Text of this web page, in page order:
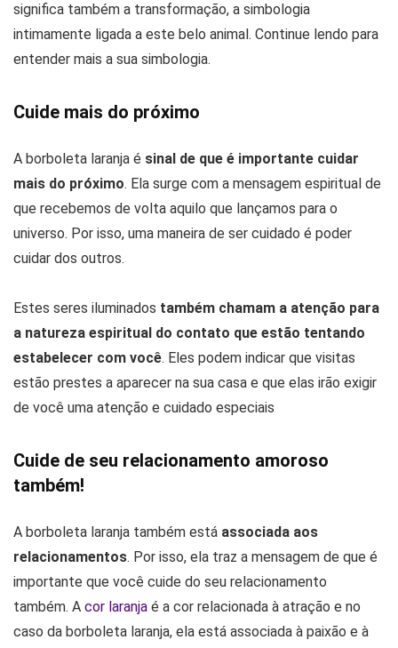
significa também a transformação, a simbologia
intimamente ligada a este belo animal. Continue lendo para
entender mais a sua simbologia.
Cuide mais do próximo
A borboleta laranja é sinal de que é importante cuidar
mais do próximo. Ela surge com a mensagem espiritual de
que recebemos de volta aquilo que lançamos para o
universo. Por isso, uma maneira de ser cuidado é poder
cuidar dos outros.
Estes seres iluminados também chamam a atenção para
a natureza espiritual do contato que estão tentando
estabelecer com você. Eles podem indicar que visitas
estão prestes a aparecer na sua casa e que elas irão exigir
de você uma atenção e cuidado especiais
Cuide de seu relacionamento amoroso
também!
A borboleta laranja também está associada aos
relacionamentos. Por isso, ela traz a mensagem de que é
importante que você cuide do seu relacionamento
também. A cor laranja é a cor relacionada à atração e no
caso da borboleta laranja, ela está associada à paixão e à